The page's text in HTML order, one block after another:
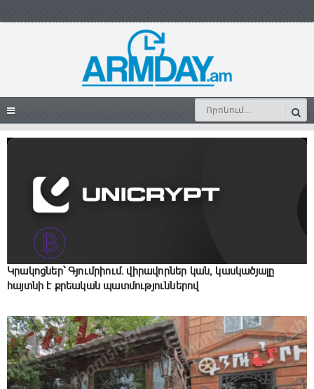
Կրակոցներ՝ Գյումրիում. վիրավորներ կան, կասկածյալը
հայտնի է քրեական պատմություններով